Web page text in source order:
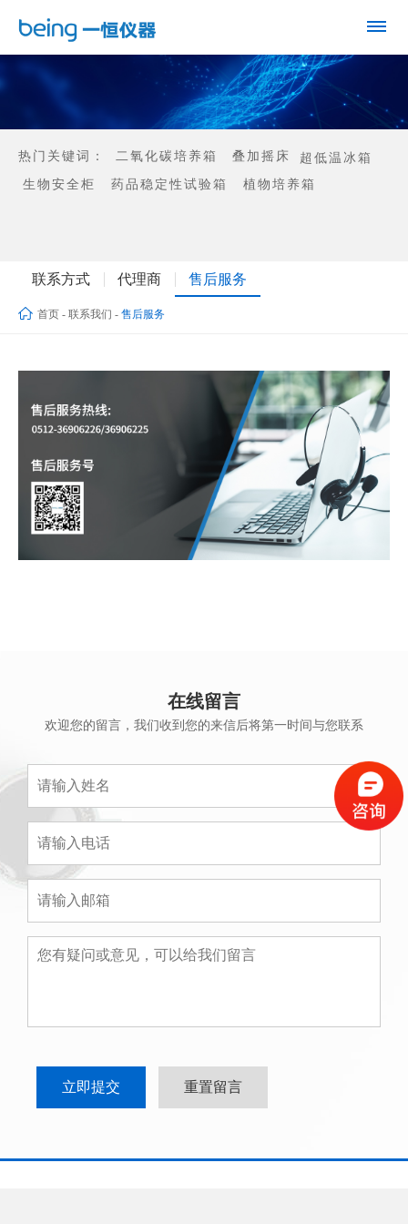
热门关键词： 二氧化碳培养箱 叠加摇床
超低温冰箱
生物安全柜
药品稳定性试验箱 植物培养箱
联系方式 代理商 售后服务
首页 - 联系我们 - 售后服务
在线留言
欢迎您的留言，我们收到您的来信后将第一时间与您联系